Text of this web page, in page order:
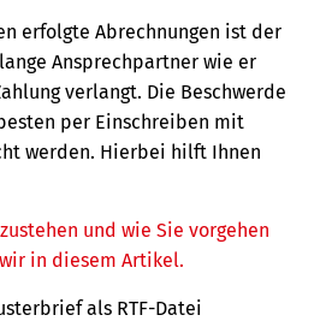
erfolgte Abrechnungen ist der
Ansprechpartner wie er
verlangt. Die Beschwerde
per Einschreiben mit
werden. Hierbei hilft Ihnen
und wie Sie vorgehen
in diesem Artikel.
als RTF-Datei